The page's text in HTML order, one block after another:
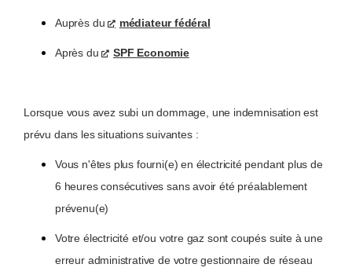
Auprès du médiateur fédéral
Après du SPF Economie
Lorsque vous avez subi un dommage, une indemnisation est
prévu dans les situations suivantes :
Vous n'êtes plus fourni(e) en électricité pendant plus de
6 heures consécutives sans avoir été préalablement
prévenu(e)
Votre électricité et/ou votre gaz sont coupés suite à une
erreur administrative de votre gestionnaire de réseau